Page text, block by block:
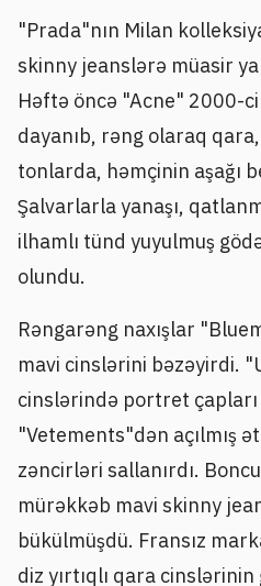
"Prada"nın Milan
skinny jeanslərə müasir
Həftə öncə "Acne" 2000-
dayanıb, rəng olaraq qara,
tonlarda, həmçinin aşağı
Şalvarlarla yanaşı,
ilhamlı tünd yuyulmuş
olundu.
Rəngarəng naxışlar
mavi cinslərini bəzəyirdi.
cinslərində portret çapları
"Vetements"dən açılmış
zəncirləri sallanırdı.
mürəkkəb mavi skinny
bükülmüşdü. Fransız
diz yırtıqlı qara